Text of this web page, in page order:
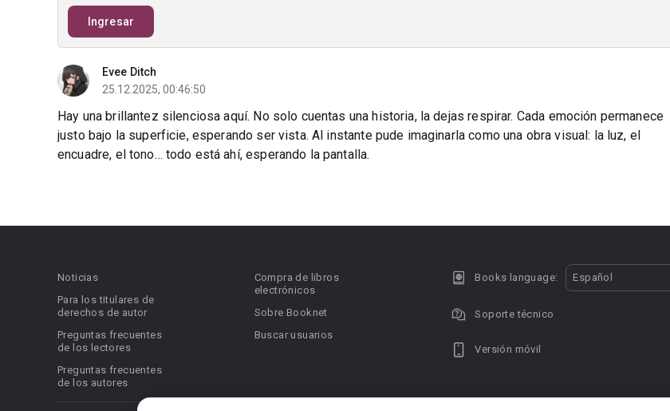
Ingresar
Evee Ditch
25.12.2025, 00:46:50
Hay una brillantez silenciosa aquí. No solo cuentas una historia, la dejas respirar. Cada emoción permanece
justo bajo la superficie, esperando ser vista. Al instante pude imaginarla como una obra visual: la luz, el
encuadre, el tono… todo está ahí, esperando la pantalla.
Noticias
Para los titulares de
derechos de autor
Preguntas frecuentes
de los lectores
Preguntas frecuentes
de los autores
Compra de libros
electrónicos
Sobre Booknet
Buscar usuarios
Books language: Español
Soporte técnico
Versión móvil